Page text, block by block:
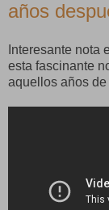
años
Interesante nota
esta fascinante
aquellos años